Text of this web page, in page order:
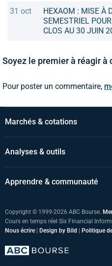
31 oct
HEXAOM : MISE À
SEMESTRIEL
CLOS AU 30 JUIN
Soyez le premier à réagir à
Pour poster un commentaire,
Marchés & cotations
Analyses & outils
Apprendre & communauté
Copyright © 1999-2026 ABC Bourse.
Cours en temps réel Six Financial
Nous écrire | Design by Bild | Politique